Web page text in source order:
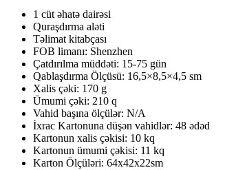
1 cüt əhatə dairəsi
Quraşdırma aləti
Təlimat kitabçası
FOB limanı: Shenzhen
Çatdırılma müddəti: 15-75 gün
Qablaşdırma Ölçüsü: 16,5×8,5×4,5 sm
Xalis çəki: 170 g
Ümumi çəki: 210 q
Vahid başına ölçülər: N/A
İxrac Kartonuna düşən vahidlər: 48 ədəd
Kartonun xalis çəkisi: 10 kq
Kartonun ümumi çəkisi: 11 kq
Karton Ölçüləri: 64x42x22sm